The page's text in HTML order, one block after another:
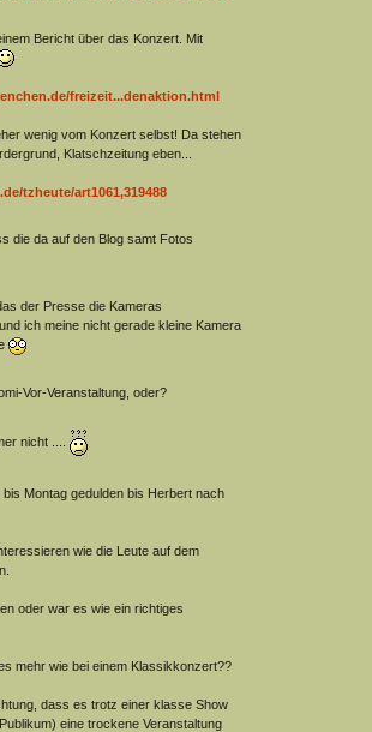
Bericht über das Konzert. Mit
freizeit...denaktion.html
wenig vom Konzert selbst! Da stehen
Klatschzeitung eben...
tzheute/art1061,319488
die da auf den Blog samt Fotos
der Presse die Kameras
ich meine nicht gerade kleine Kamera
Vor-Veranstaltung, oder?
nicht ....
Montag gedulden bis Herbert nach
wie die Leute auf dem
oder war es wie ein richtiges
mehr wie bei einem Klassikkonzert??
dass es trotz einer klasse Show
eine trockene Veranstaltung